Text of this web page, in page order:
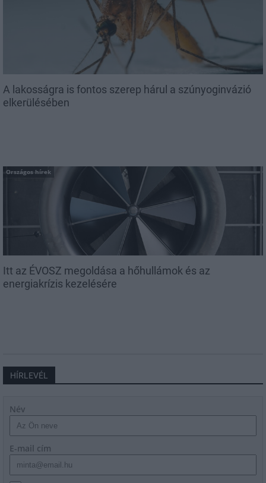
A lakosságra is fontos szerep hárul a szúnyoginvázió
elkerülésében
Országos hírek
Itt az ÉVOSZ megoldása a hőhullámok és az
energiakrízis kezelésére
HÍRLEVÉL
Név
E-mail cím